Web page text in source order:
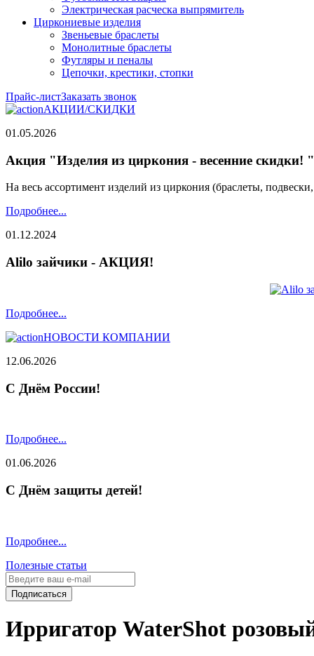
Электрическая расческа выпрямитель
Циркониевые изделия
Звеньевые браслеты
Монолитные браслеты
Футляры и пеналы
Цепочки, крестики, стопки
Прайс-листЗаказать звонок
АКЦИИ/СКИДКИ
01.05.2026
Акция "Изделия из циркония - весенние скидки! "
На весь ассортимент изделий из циркония (браслеты,
Подробнее...
01.12.2024
Alilo зайчики - АКЦИЯ!
Подробнее...
НОВОСТИ КОМПАНИИ
12.06.2026
С Днём России!
Подробнее...
01.06.2026
С Днём защиты детей!
Подробнее...
Полезные статьи
Подписаться
Ирригатор WaterShot